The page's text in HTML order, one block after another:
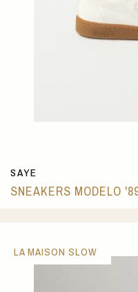
SAYE
SNEAKERS MODELO
LA MAISON SLOW